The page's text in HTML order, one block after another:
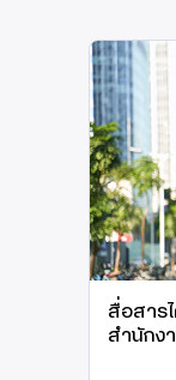
สื่อสาร
สำนักง